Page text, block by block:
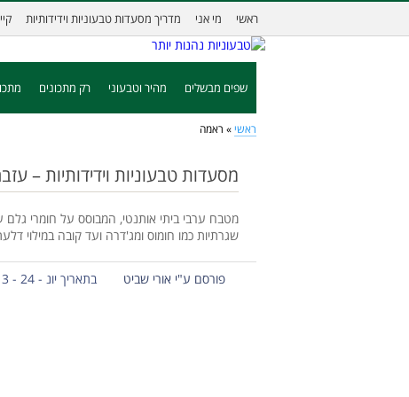
ראשי מי אני מדריך מסעדות טבעוניות וידידותיות
שפים מבשלים מהיר וטבעוני רק מתכונים
ראשי » ראמה
מסעדות טבעוניות וידידותיות –
מטבח ערבי ביתי אותנטי, המבוסס על חומרי גלם
שגרתיות כמו חומוס ומג'דרה ועד קובה במילוי
פורסם ע"י אורי שביט בתאריך יונ - 24 - 2013